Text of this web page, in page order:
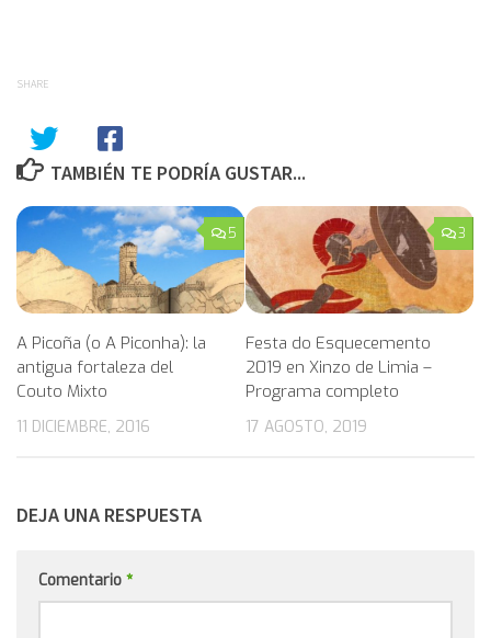
SHARE
TAMBIÉN TE PODRÍA GUSTAR...
5
A Picoña (o A Piconha): la
antigua fortaleza del
Couto Mixto
11 DICIEMBRE, 2016
3
Festa do Esquecemento
2019 en Xinzo de Limia –
Programa completo
17 AGOSTO, 2019
DEJA UNA RESPUESTA
Comentario *